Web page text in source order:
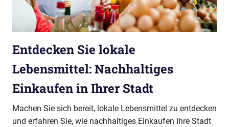
Entdecken Sie lokale
Lebensmittel: Nachhaltiges
Einkaufen in Ihrer Stadt
Machen Sie sich bereit, lokale Lebensmittel zu entdecken
und erfahren Sie, wie nachhaltiges Einkaufen Ihre Stadt